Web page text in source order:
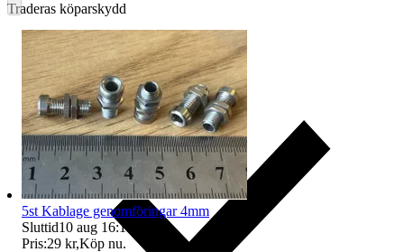
Traderas köparskydd
5st Kablage genomföringar 4mm
Sluttid10 aug 16:15
Pris:29 kr,Köp nu.